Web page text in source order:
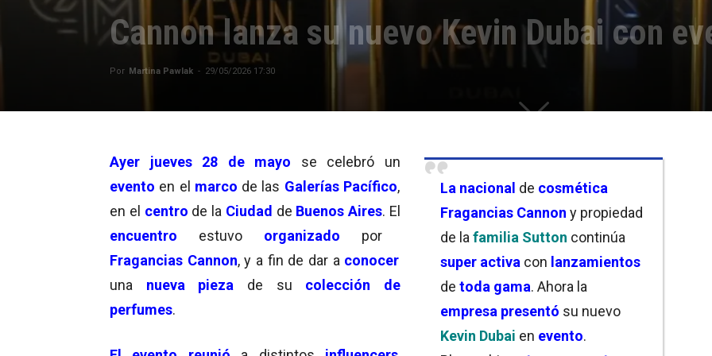
Cannon lanza su nuevo Kevin Dubai con
Por Martina Pawlak - 29/05/2026 17:30
La nacional de cosmética
Fragancias Cannon y propiedad
de la familia Sutton continúa
super activa con lanzamientos
de toda gama. Ahora la
empresa presentó su nuevo
Kevin Dubai en evento.
Ayer jueves 28 de mayo se celebró un
evento en el marco de las Galerías Pacífico,
en el centro de la Ciudad de Buenos Aires. El
encuentro estuvo organizado por
Fragancias Cannon, y a fin de dar a conocer
una nueva pieza de su colección de
perfumes.